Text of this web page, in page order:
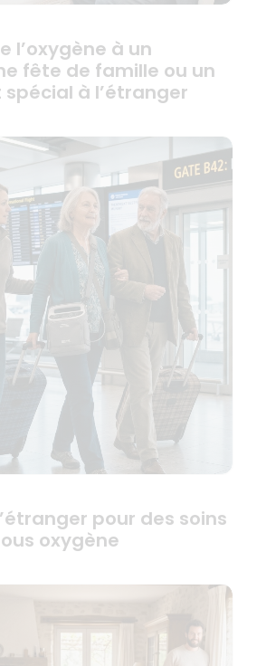
l’oxygène à un
fête de famille ou un
à l’étranger
pour des soins
oxygène